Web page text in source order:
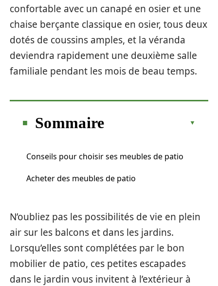
confortable avec un canapé en osier et une
chaise berçante classique en osier, tous deux
dotés de coussins amples, et la véranda
deviendra rapidement une deuxième salle
familiale pendant les mois de beau temps.
Sommaire
Conseils pour choisir ses meubles de patio
Acheter des meubles de patio
N’oubliez pas les possibilités de vie en plein
air sur les balcons et dans les jardins.
Lorsqu’elles sont complétées par le bon
mobilier de patio, ces petites escapades
dans le jardin vous invitent à l’extérieur à